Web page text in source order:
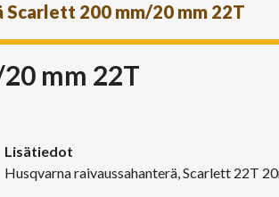
Scarlett 200 mm/20 mm 22T
mm 22T
Lisätiedot
Husqvarna raivaussahanterä, Scarlett 22T